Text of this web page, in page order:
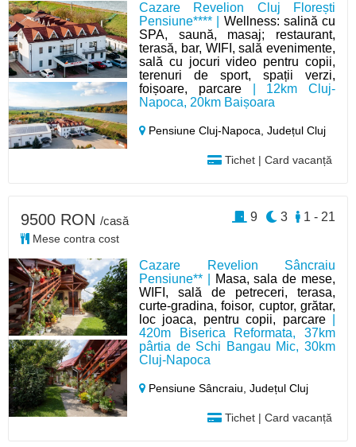
Cazare Revelion Cluj Florești
Pensiune**** | Wellness: salină cu
SPA, saună, masaj; restaurant,
terasă, bar, WIFI, sală evenimente,
sală cu jocuri video pentru copii,
terenuri de sport, spații verzi,
foișoare, parcare| 12km Cluj-
Napoca, 20km Baișoara
Pensiune Cluj-Napoca,Județul Cluj
Tichet | Card vacanță
Cazare Revelion Sâncraiu
Pensiune** |
Masa, sala de mese,
WIFI, sală de petreceri, terasa,
curte-gradina, foisor, cuptor, grătar,
loc joaca, pentru copii, parcare|
420m Biserica Reformata, 37km
pârtia de Schi Bangau Mic, 30km
Cluj-Napoca
Pensiune Sâncraiu,Județul Cluj
Tichet | Card vacanță
9500 RON /casă
Mese contra cost
1 - 21
3
9